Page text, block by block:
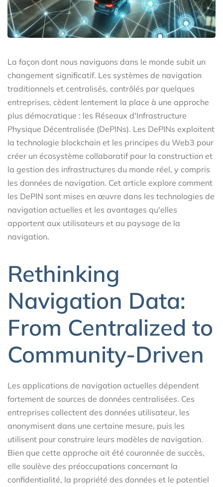
La façon dont nous naviguons dans le monde subit un
changement significatif. Les systèmes de navigation
traditionnels et centralisés, contrôlés par quelques
entreprises, cèdent lentement la place à une approche
plus démocratique : les Réseaux d'Infrastructure
Physique Décentralisée (DePINs). Les DePINs exploitent
la technologie blockchain et les principes du Web3 pour
créer un écosystème collaboratif pour la construction et
la gestion des infrastructures du monde réel, y compris
les données de navigation. Cet article explore comment
les DePIN sont mises en œuvre dans les technologies de
navigation actuelles et les avantages qu'elles
apportent aux utilisateurs et au paysage de la
navigation.
Rethinking
Navigation Data:
From Centralized to
Community-Driven
Les applications de navigation actuelles dépendent
fortement de sources de données centralisées. Ces
entreprises collectent des données utilisateur, les
anonymisent dans une certaine mesure, puis les
utilisent pour construire leurs modèles de navigation.
Bien que cette approche ait été couronnée de succès,
elle soulève des préoccupations concernant la
confidentialité, la propriété des données et le potentiel